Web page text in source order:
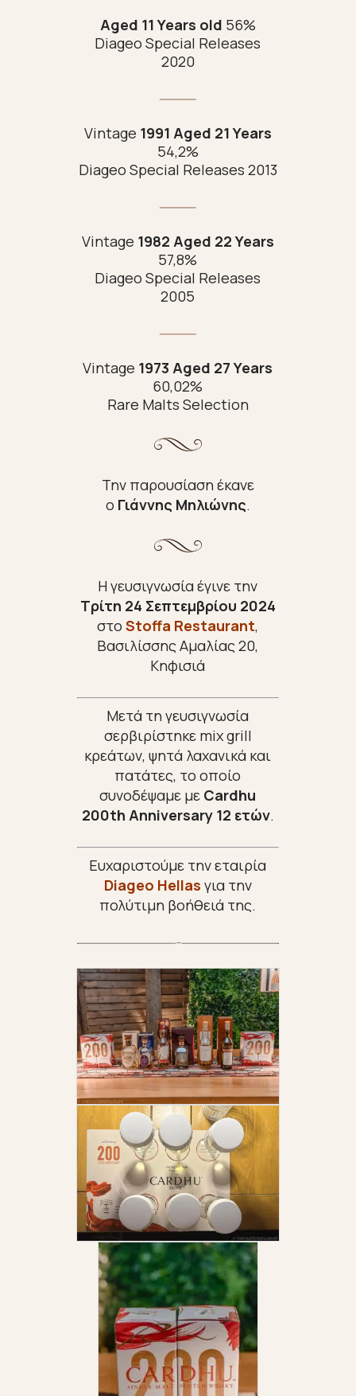
Aged 11 Years old 56%
Diageo Special Releases
2020
Vintage 1991 Aged 21 Years
54,2%
Diageo Special Releases 2013
Vintage 1982 Aged 22 Years
57,8%
Diageo Special Releases
2005
Vintage 1973 Aged 27 Years
60,02%
Rare Malts Selection
Την παρουσίαση έκανε
ο Γιάννης Μηλιώνης.
Η γευσιγνωσία έγινε την
Τρίτη 24 Σεπτεμβρίου 2024
στοStoffa Restaurant,
Βασιλίσσης Αμαλίας 20,
Κηφισιά
Μετά τη γευσιγνωσία
σερβιρίστηκε mix grill
κρεάτων, ψητά λαχανικά και
πατάτες, το οποίο
συνοδέψαμε με Cardhu
200th Anniversary 12 ετών.
Ευχαριστούμε την εταιρία
Diageo Hellas για την
πολύτιμη βοήθειά της.